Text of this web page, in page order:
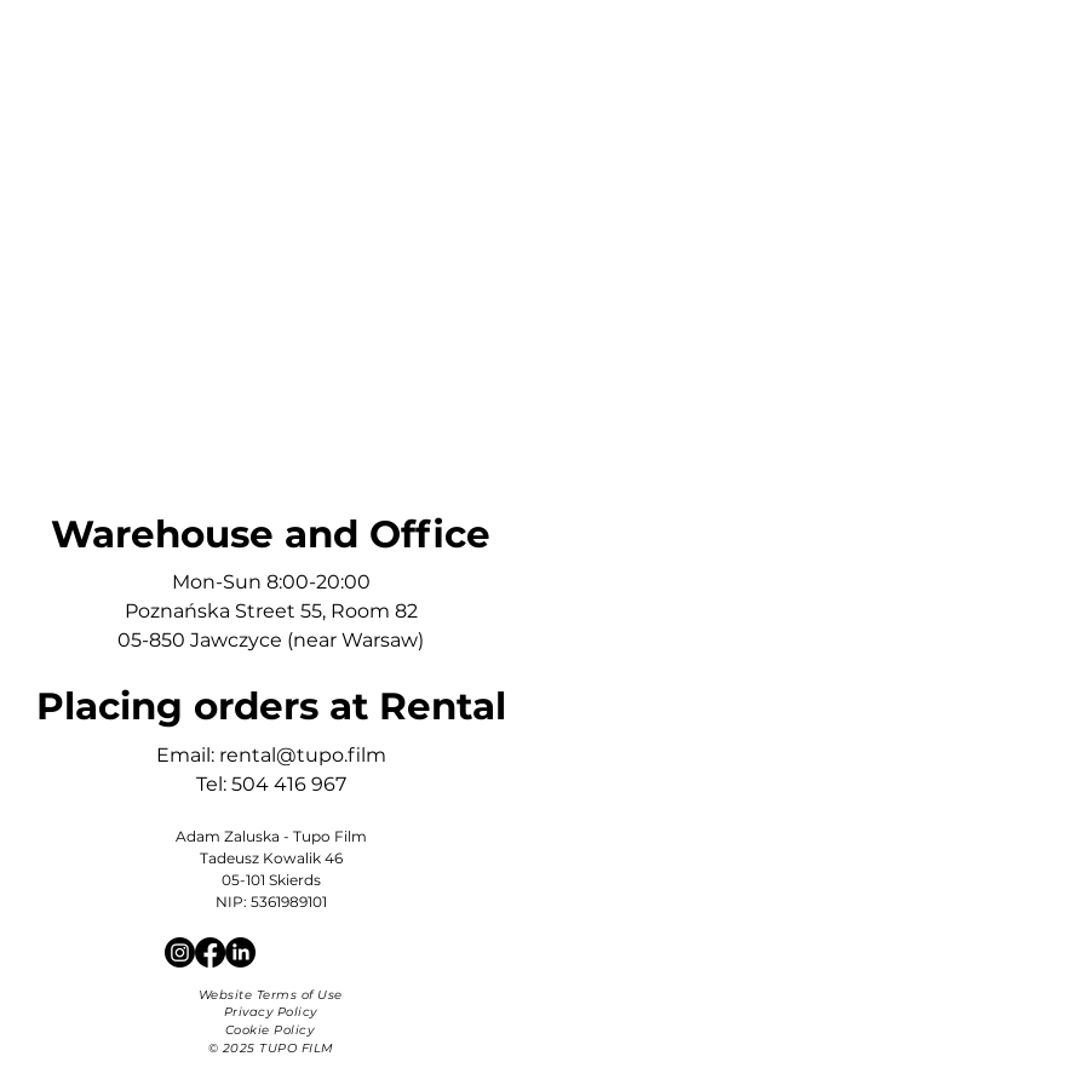
Warehouse and Office
Mon-Sun 8:00-20:00
Poznańska Street 55, Room 82
05-850 Jawczyce (near Warsaw)
Placing orders at Rental
Email: rental@tupo.film
Tel: 504 416 967
Adam Zaluska - Tupo Film
Tadeusz Kowalik 46
05-101 Skierds
NIP: 5361989101
Website Terms of Use
Privacy Policy
Cookie Policy
© 2025 TUPO FILM